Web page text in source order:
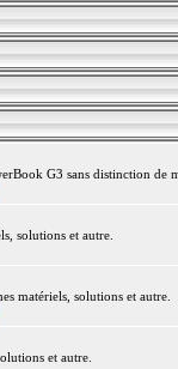
G3 sans distinction de
solutions et autre.
matériels, solutions et autre.
et autre.